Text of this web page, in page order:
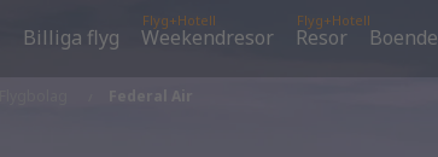
Billiga flyg
Flyg+Hotell
Weekendresor
Flyg+Hotell
Resor Boende